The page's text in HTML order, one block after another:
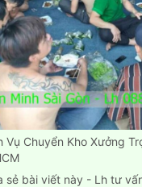
giá
rẻ
Vụ Chuyển Kho Xưởng
sẻ bài viết này - Lh tư